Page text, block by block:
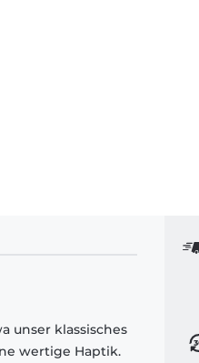
unser klassisches
wertige Haptik.